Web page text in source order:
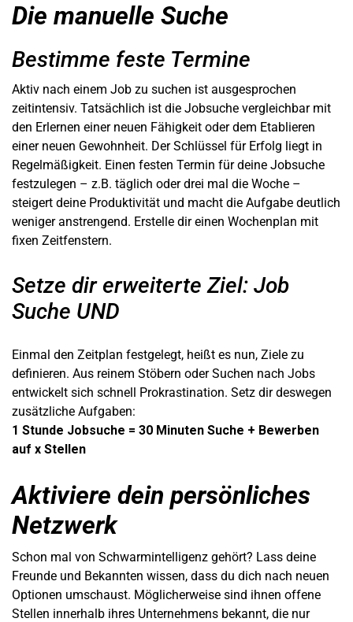
Die manuelle Suche
Bestimme feste Termine
Aktiv nach einem Job zu suchen ist ausgesprochen
zeitintensiv. Tatsächlich ist die Jobsuche vergleichbar mit
den Erlernen einer neuen Fähigkeit oder dem Etablieren
einer neuen Gewohnheit. Der Schlüssel für Erfolg liegt in
Regelmäßigkeit. Einen festen Termin für deine Jobsuche
festzulegen – z.B. täglich oder drei mal die Woche –
steigert deine Produktivität und macht die Aufgabe deutlich
weniger anstrengend. Erstelle dir einen Wochenplan mit
fixen Zeitfenstern.
Setze dir erweiterte Ziel: Job
Suche UND
Einmal den Zeitplan festgelegt, heißt es nun, Ziele zu
definieren. Aus reinem Stöbern oder Suchen nach Jobs
entwickelt sich schnell Prokrastination. Setz dir deswegen
zusätzliche Aufgaben:
1 Stunde Jobsuche = 30 Minuten Suche + Bewerben
auf x Stellen
Aktiviere dein persönliches
Netzwerk
Schon mal von Schwarmintelligenz gehört? Lass deine
Freunde und Bekannten wissen, dass du dich nach neuen
Optionen umschaust. Möglicherweise sind ihnen offene
Stellen innerhalb ihres Unternehmens bekannt, die nur